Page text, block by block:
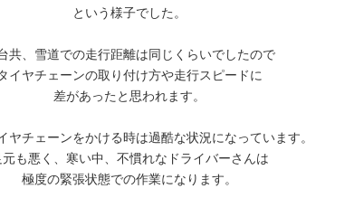
という様子でした。
共、雪道での走行距離は同じくらいでしたので
イヤチェーンの取り付け方や走行スピードに
差があったと思われます。
ヤチェーンをかける時は過酷な状況になっています。
元も悪く、寒い中、不慣れなドライバーさんは
極度の緊張状態での作業になります。